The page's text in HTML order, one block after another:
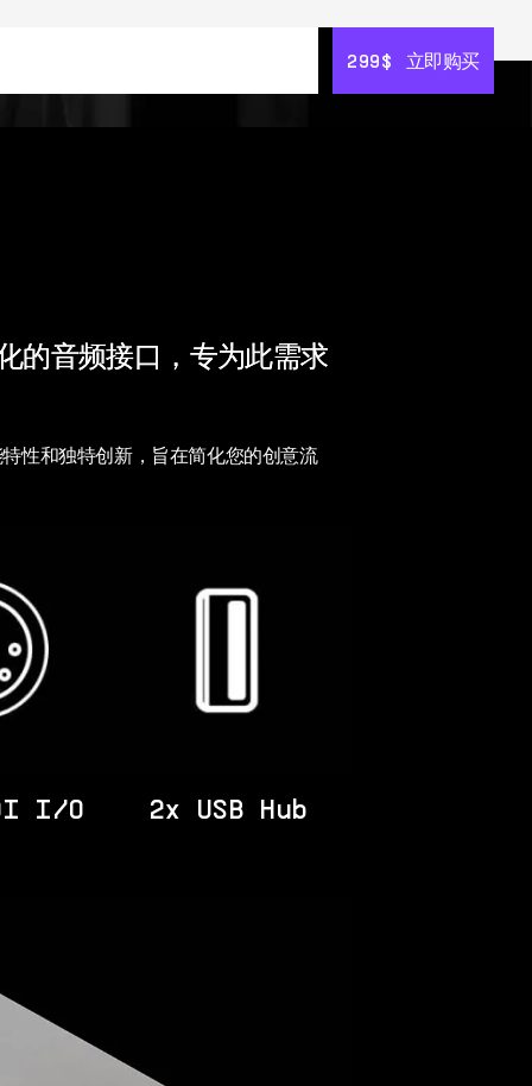
299$ 立即购买
299$ 立即购买
的音频接口，专为此需求
性和独特创新，旨在简化您的创意流
I/O 2x USB Hub